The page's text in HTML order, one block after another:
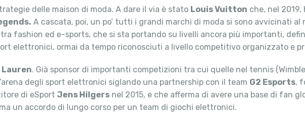
delle maison di moda. A dare il via è stato Louis Vuitton che, nel
A cascata, poi, un po’ tutti i grandi marchi di moda si sono avvicinati
fashion ed e-sports, che si sta portando su livelli ancora più importanti,
elettronici, ormai da tempo riconosciuti a livello competitivo organizzato e
Lauren. Già sponsor di importanti competizioni tra cui quelle nel tennis
degli sport elettronici siglando una partnership con il team G2 Esports,
di eSport Jens Hilgers nel 2015, e che afferma di avere una base di fan
un accordo di lungo corso per un team di giochi elettronici.